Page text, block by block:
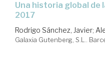
una historia global de las guerras civiles, 1917-
2017
Rodrigo Sánchez, Javier;
Galaxia Gutenberg, S.L..